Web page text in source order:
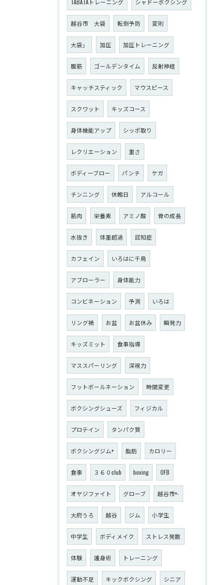
TABATAトレーニング シャドーボクシング
越谷市 大袋 転倒予防 変則
大袋」 加圧 加圧トレーニング
腹筋 ゴールデンタイム 反射神経
キャッチスティック マウスピース
スクワット キッズコース
身体機能アップ シッポ取り
レクリエーション 重さ
ボディーブロー パンチ ケガ
チンニング 休館日 アルコール
筋肉 栄養素 アミノ酸 骨の成長
水抜き 体重超過 認知症
カフェイン いろはに千鳥
アブローラー 身体能力
コンビネーション 予測 いろは
リング禍 お盆 お盆休み 瞬発力
キッズミット 食事指導
マススパーリング 深視力
フットボールネーション 時間変更
ボクシングシューズ フィジカル
プロテイン タンパク質
ボクシングジム+ 脂肪 カロリー
食事 ３６０club boxing OFB
オヤジファイト グローブ 越谷市+-
大府うろ 越谷 ジム 小学生
中学生 ボディメイク ストレス発散
体験 護身術 トレーニング
運動不足 キックボクシング シニア